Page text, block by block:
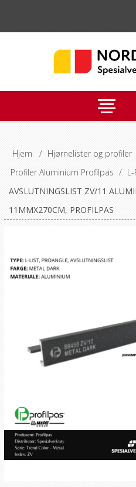
Hjem / Hjørnelister og profiler
Profiler Aluminium Profilpas /
AVSLUTNINGSLIST ZV/11
11MMX270CM, PROFILPAS